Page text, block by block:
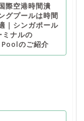
際空港時間潰
グプールは時間
｜シンガポール
ミナルの
のご紹介